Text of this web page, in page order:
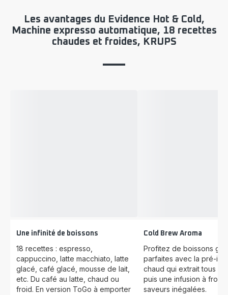
Les avantages du Evidence Hot & Cold,
Machine expresso automatique, 18 recettes
chaudes et froides, KRUPS
Une infinité de boissons
18 recettes : espresso,
cappuccino, latte macchiato, latte
glacé, café glacé, mousse de lait,
etc. Du café au latte, chaud ou
froid. En version ToGo à emporter
Cold Brew Aroma
Profitez de boissons
parfaites avec la pré-
chaud qui extrait tous
puis une infusion à froid
saveurs inégalées.